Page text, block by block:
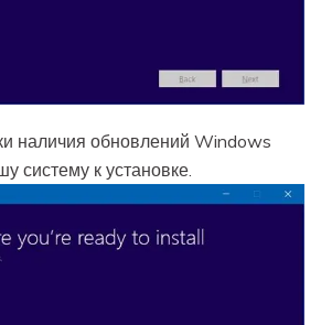
наличия обновлений Windows
систему к установке.